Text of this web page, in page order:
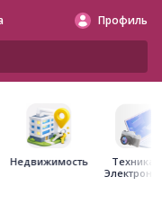
Профиль
Недвижимость
Техника